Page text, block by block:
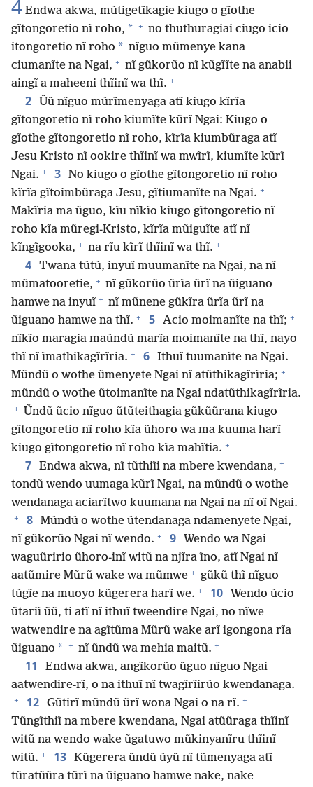
4 Endwa akwa, mũtigetĩkagie kiugo o gĩothe
gĩtongoretio nĩ roho, * + no thuthuragiai ciugo icio
itongoretio nĩ roho * nĩguo mũmenye kana
ciumanĩte na Ngai, + nĩ gũkorũo nĩ kũgĩĩte na anabii
aingĩ a maheeni thĩinĩ wa thĩ. +
2
Ũũ nĩguo mũrĩmenyaga atĩ kiugo kĩrĩa
gĩtongoretio nĩ roho kiumĩte kũrĩ Ngai: Kiugo o
gĩothe gĩtongoretio nĩ roho, kĩrĩa kiumbũraga atĩ
Jesu Kristo nĩ ookire thĩinĩ wa mwĩrĩ, kiumĩte kũrĩ
Ngai. + 3 No kiugo o gĩothe gĩtongoretio nĩ roho
kĩrĩa gĩtoimbũraga Jesu, gĩtiumanĩte na Ngai. +
Makĩria ma ũguo, kĩu nĩkĩo kiugo gĩtongoretio nĩ
roho kĩa mũregi-Kristo, kĩrĩa mũiguĩte atĩ nĩ
kĩngĩgooka, + na rĩu kĩrĩ thĩinĩ wa thĩ. +
4 Twana tũtũ, inyuĩ muumanĩte na Ngai, na nĩ
mũmatooretie, + nĩ gũkorũo ũrĩa ũrĩ na ũiguano
hamwe na inyuĩ + nĩ mũnene gũkĩra ũrĩa ũrĩ na
ũiguano hamwe na thĩ. + 5 Acio moimanĩte na thĩ; +
nĩkĩo maragia maũndũ marĩa moimanĩte na thĩ, nayo
thĩ nĩ ĩmathikagĩrĩria. + 6 Ithuĩ tuumanĩte na Ngai.
Mũndũ o wothe ũmenyete Ngai nĩ atũthikagĩrĩria; +
mũndũ o wothe ũtoimanĩte na Ngai ndatũthikagĩrĩria.
+ Ũndũ ũcio nĩguo ũtũteithagia gũkũũrana kiugo
gĩtongoretio nĩ roho kĩa ũhoro wa ma kuuma harĩ
kiugo gĩtongoretio nĩ roho kĩa mahĩtia. +
7 Endwa akwa, nĩ tũthiĩi na mbere kwendana, +
tondũ wendo uumaga kũrĩ Ngai, na mũndũ o wothe
wendanaga aciarĩtwo kuumana na Ngai na nĩ oĩ Ngai.
+ 8 Mũndũ o wothe ũtendanaga ndamenyete Ngai,
nĩ gũkorũo Ngai nĩ wendo. + 9 Wendo wa Ngai
waguũririo ũhoro-inĩ witũ na njĩra ĩno, atĩ Ngai nĩ
aatũmire Mũrũ wake wa mũmwe + gũkũ thĩ nĩguo
tũgĩe na muoyo kũgerera harĩ we. + 10 Wendo ũcio
ũtariĩ ũũ, ti atĩ nĩ ithuĩ tweendire Ngai, no nĩwe
watwendire na agĩtũma Mũrũ wake arĩ igongona rĩa
ũiguano * + nĩ ũndũ wa mehia maitũ. +
11
Endwa akwa, angĩkorũo ũguo nĩguo Ngai
aatwendire-rĩ, o na ithuĩ nĩ twagĩrĩirũo kwendanaga.
+ 12 Gũtirĩ mũndũ ũrĩ wona Ngai o na rĩ. +
Tũngĩthiĩ na mbere kwendana, Ngai atũũraga thĩinĩ
witũ na wendo wake ũgatuwo mũkinyanĩru thĩinĩ
witũ. + 13 Kũgerera ũndũ ũyũ nĩ tũmenyaga atĩ
tũratũũra tũrĩ na ũiguano hamwe nake, nake